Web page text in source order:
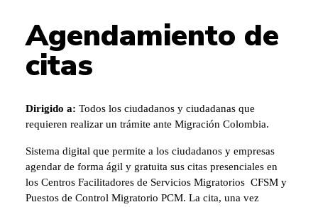
Agendamiento de
citas
Dirigido a: Todos los ciudadanos y ciudadanas que
requieren realizar un trámite ante Migración Colombia.
Sistema digital que permite a los ciudadanos y empresas
agendar de forma ágil y gratuita sus citas presenciales en
los Centros Facilitadores de Servicios Migratorios CFSM y
Puestos de Control Migratorio PCM. La cita, una vez